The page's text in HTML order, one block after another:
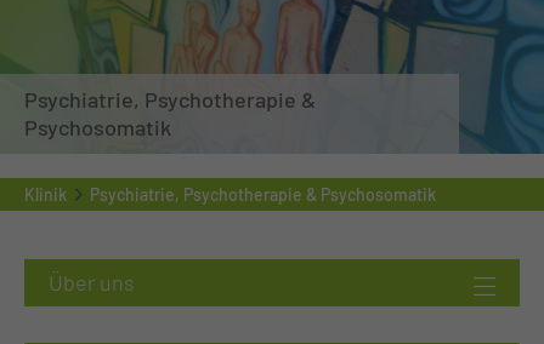
Psychiatrie, Psychotherapie &
Psychosomatik
Klinik Psychiatrie, Psychotherapie & Psychosomatik